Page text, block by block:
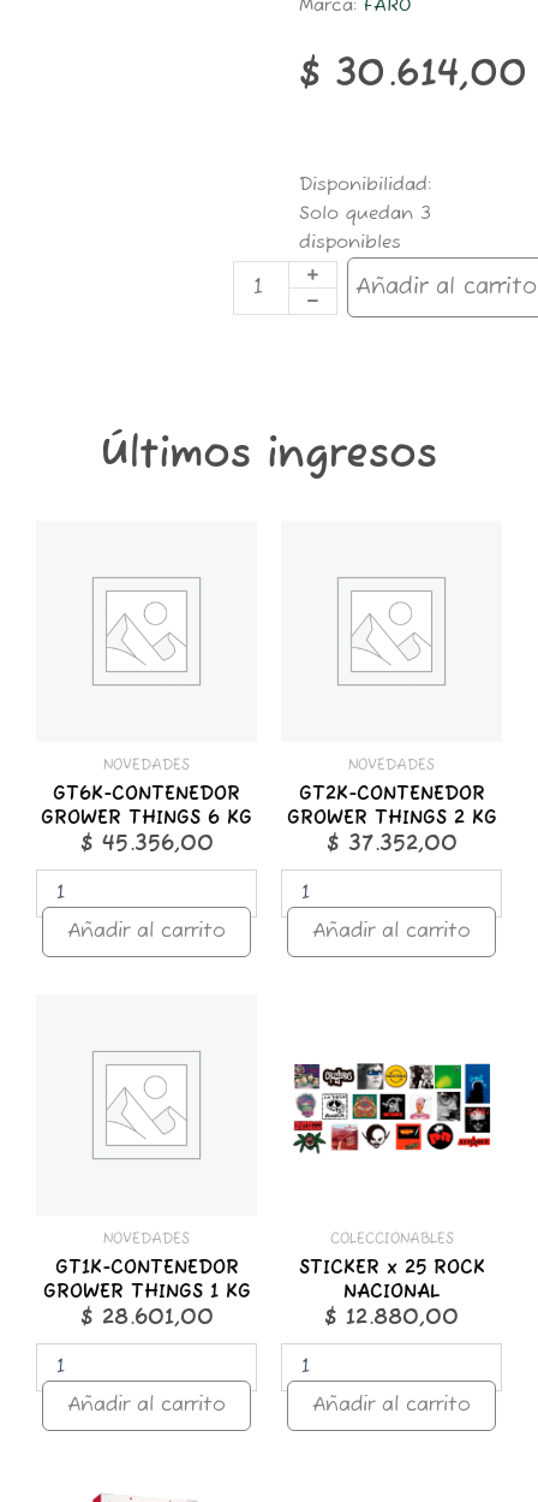
Marca:FARO
$ 30.614,00
Disponibilidad:
Solo quedan 3
disponibles
7074-
METAL
PINTADO
4P
60MM
Añadir al carrito
Últimos ingresos
NOVEDADES
GT6K-CONTENEDOR
GROWER THINGS 6 KG
$ 45.356,00
GROWER
cantidad
Añadir al carrito
NOVEDADES
GT2K-CONTENEDOR
GROWER THINGS 2 KG
$ 37.352,00
GROWER
cantidad
Añadir al carrito
NOVEDADES
GT1K-CONTENEDOR
GROWER THINGS 1 KG
$ 28.601,00
GROWER
cantidad
Añadir al carrito
COLECCIONABLES
STICKER x 25 ROCK
NACIONAL
$ 12.880,00
ROCK
NACIONAL
cantidad
Añadir al carrito